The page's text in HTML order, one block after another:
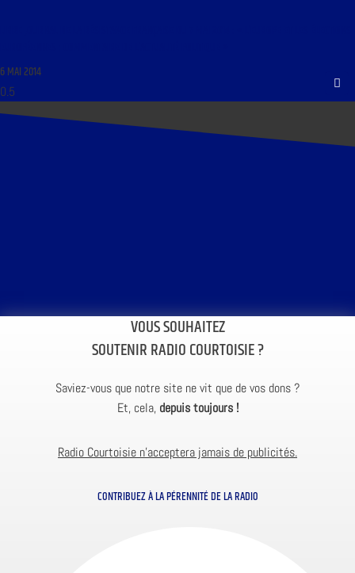
6 MAI 2014
VOUS SOUHAITEZ
SOUTENIR RADIO COURTOISIE ?
Saviez-vous que notre site ne vit que de vos dons ?
Et, cela, depuis toujours !
Radio Courtoisie n’acceptera jamais de publicités.
CONTRIBUEZ À LA PÉRENNITÉ DE LA RADIO